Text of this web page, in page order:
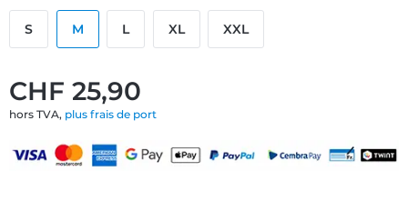
CHF 25,90
hors TVA, plus frais de port
S M L XL XXL